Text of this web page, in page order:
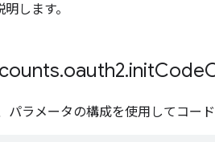
します。
.oauth2.initCode
パラメータの構成を使用してコー